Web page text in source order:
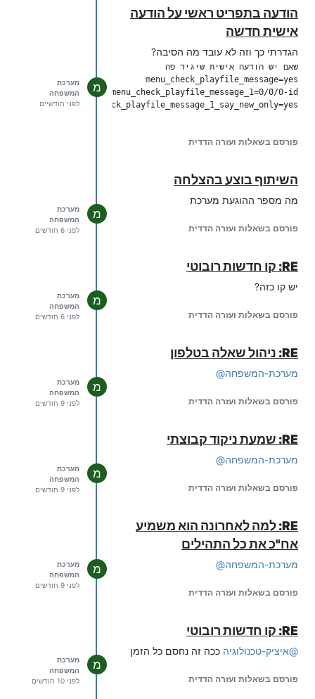
הודעה בתפריט ראשי על הודעה
אישית חדשה
הגדרתי כך וזה לא עובד מה הסיבה?
menu_check_playfile_message_1_say_new_only=yes
פורסם בשאלות ועזרה הדדית
מ
מערכת
המשפחה
לפני חודשיים
השיתוף בוצע בהצלחה
מה מספר ההוגעת מערכת
פורסם בשאלות ועזרה הדדית
מ
מערכת
המשפחה
לפני 6 חודשים
RE: קו חדשות רובוטי
יש קו כזה?
פורסם בשאלות ועזרה הדדית
מ
מערכת
המשפחה
לפני 6 חודשים
RE: ניהול שאלה בטלפון
@מערכת-המשפחה
פורסם בשאלות ועזרה הדדית
מ
מערכת
המשפחה
לפני 9 חודשים
RE: שמעת ניקוד קבוצתי
@מערכת-המשפחה
פורסם בשאלות ועזרה הדדית
מ
מערכת
המשפחה
לפני 9 חודשים
RE: למה לאחרונה הוא משמיע
אח"כ את כל התהילים
@מערכת-המשפחה
פורסם בשאלות ועזרה הדדית
מ
מערכת
המשפחה
לפני 9 חודשים
RE: קו חדשות רובוטי
@איציק-טכנולוגיה ככה זה נחסם כל הזמן
פורסם בשאלות ועזרה הדדית
מ
מערכת
המשפחה
לפני 10 חודשים